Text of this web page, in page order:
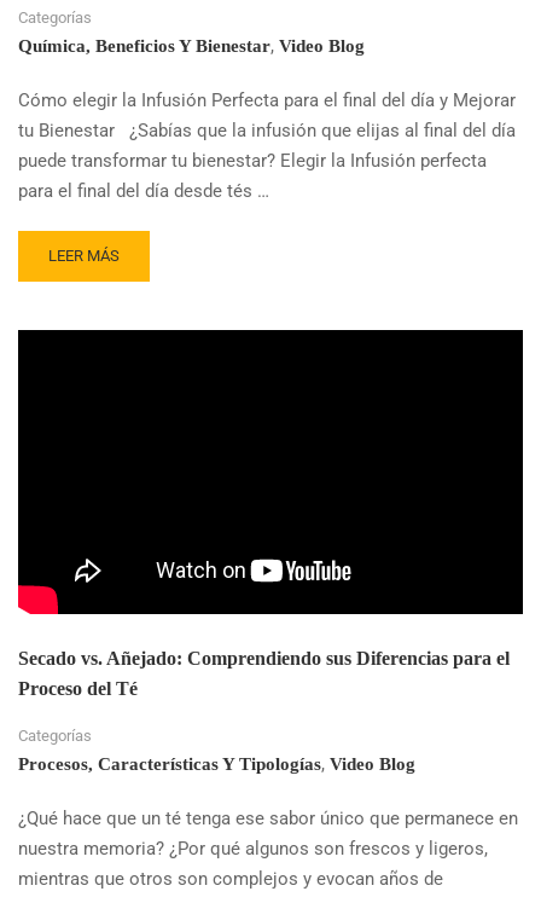
Categorías
Química, Beneficios Y Bienestar, Video Blog
Cómo elegir la Infusión Perfecta para el final del día y Mejorar
tu Bienestar ¿Sabías que la infusión que elijas al final del día
puede transformar tu bienestar? Elegir la Infusión perfecta
para el final del día desde tés …
READ
MORE
CÓMO
MEJORAR
TU
LEER MÁS
Secado vs. Añejado: Comprendiendo sus Diferencias para el
Proceso del Té
Categorías
Procesos, Características Y Tipologías, Video Blog
¿Qué hace que un té tenga ese sabor único que permanece en
nuestra memoria? ¿Por qué algunos son frescos y ligeros,
mientras que otros son complejos y evocan años de